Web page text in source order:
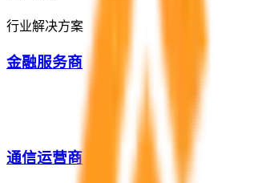
行业解决方案
金融服务商
通信运营商